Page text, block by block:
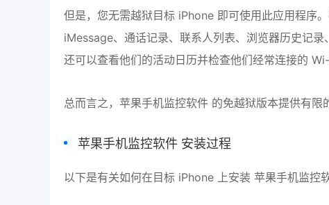
但是，您无需越狱目标 iPhone 即可使用此应用程序
iMessage、通话记录、联系人列表、浏览器历史记
还可以查看他们的活动日历并检查他们经常连接的 Wi-
总而言之，苹果手机监控软件 的免越狱版本提供有限
苹果手机监控软件 安装过程
以下是有关如何在目标 iPhone 上安装 苹果手机监控